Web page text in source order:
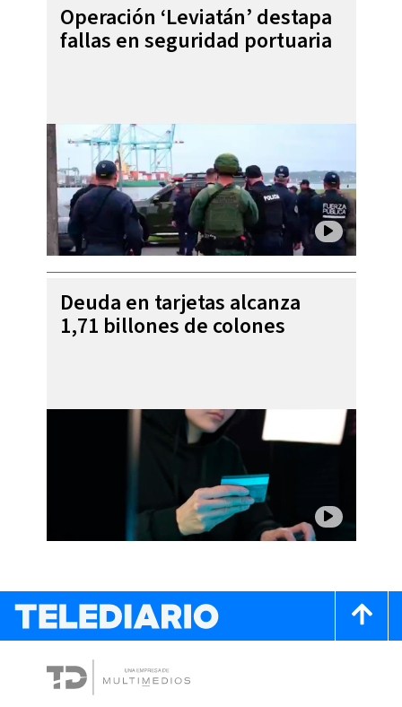
Operación ‘Leviatán’ destapa
fallas en seguridad portuaria
Deuda en tarjetas alcanza
1,71 billones de colones